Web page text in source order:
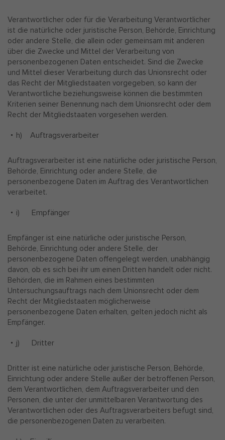
Verantwortlicher oder für die Verarbeitung Verantwortlicher
ist die natürliche oder juristische Person, Behörde, Einrichtung
oder andere Stelle, die allein oder gemeinsam mit anderen
über die Zwecke und Mittel der Verarbeitung von
personenbezogenen Daten entscheidet. Sind die Zwecke
und Mittel dieser Verarbeitung durch das Unionsrecht oder
das Recht der Mitgliedstaaten vorgegeben, so kann der
Verantwortliche beziehungsweise können die bestimmten
Kriterien seiner Benennung nach dem Unionsrecht oder dem
Recht der Mitgliedstaaten vorgesehen werden.
h) Auftragsverarbeiter
Auftragsverarbeiter ist eine natürliche oder juristische Person,
Behörde, Einrichtung oder andere Stelle, die
personenbezogene Daten im Auftrag des Verantwortlichen
verarbeitet.
i) Empfänger
Empfänger ist eine natürliche oder juristische Person,
Behörde, Einrichtung oder andere Stelle, der
personenbezogene Daten offengelegt werden, unabhängig
davon, ob es sich bei ihr um einen Dritten handelt oder nicht.
Behörden, die im Rahmen eines bestimmten
Untersuchungsauftrags nach dem Unionsrecht oder dem
Recht der Mitgliedstaaten möglicherweise
personenbezogene Daten erhalten, gelten jedoch nicht als
Empfänger.
j) Dritter
Dritter ist eine natürliche oder juristische Person, Behörde,
Einrichtung oder andere Stelle außer der betroffenen Person,
dem Verantwortlichen, dem Auftragsverarbeiter und den
Personen, die unter der unmittelbaren Verantwortung des
Verantwortlichen oder des Auftragsverarbeiters befugt sind,
die personenbezogenen Daten zu verarbeiten.